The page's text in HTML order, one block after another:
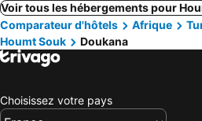
Voir tous les hébergements pour
Comparateur d'hôtels
Afrique
Houmt Souk
Doukana
Choisissez votre pays